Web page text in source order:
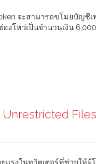
จะสามารถขโมยบัญชี
งโหว่เป็นจำนวนเงิน 6,000
Files